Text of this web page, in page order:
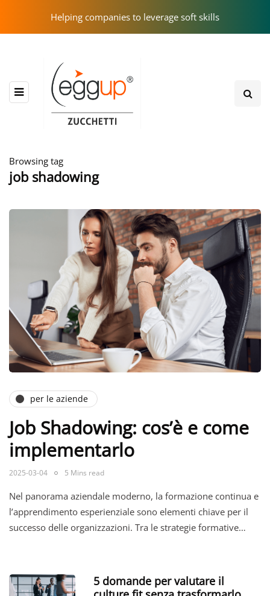
Helping companies to leverage soft skills
Browsing tag
job shadowing
per le aziende
Job Shadowing: cos’è e come
implementarlo
2025-03-04 5 Mins read
Nel panorama aziendale moderno, la formazione continua e
l’apprendimento esperienziale sono elementi chiave per il
successo delle organizzazioni. Tra le strategie formative…
5 domande per valutare il